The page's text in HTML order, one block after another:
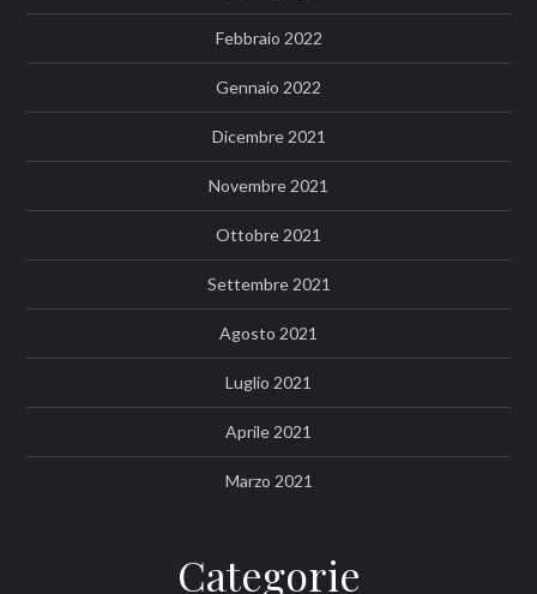
Febbraio 2022
Gennaio 2022
Dicembre 2021
Novembre 2021
Ottobre 2021
Settembre 2021
Agosto 2021
Luglio 2021
Aprile 2021
Marzo 2021
Categorie